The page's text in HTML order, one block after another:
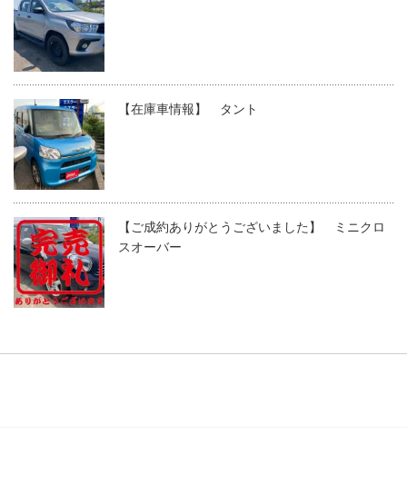
【在庫車情報】 タント
【ご成約ありがとうございました】 ミニクロ
スオーバー